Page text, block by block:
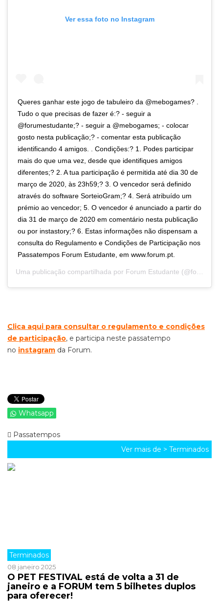
Ver essa foto no Instagram
Queres ganhar este jogo de tabuleiro da @mebogames? .
Tudo o que precisas de fazer é:? - seguir a
@forumestudante;? - seguir a @mebogames; - colocar
gosto nesta publicação;? - comentar esta publicação
identificando 4 amigos. . Condições:? 1. Podes participar
mais do que uma vez, desde que identifiques amigos
diferentes;? 2. A tua participação é permitida até dia 30 de
março de 2020, às 23h59;? 3. O vencedor será definido
através do software SorteioGram;? 4. Será atribuído um
prémio ao vencedor; 5. O vencedor é anunciado a partir do
dia 31 de março de 2020 em comentário nesta publicação
ou por instastory;? 6. Estas informações não dispensam a
consulta do Regulamento e Condições de Participação nos
Passatempos Forum Estudante, em www.forum.pt.
Uma publicação compartilhada por Forum Estudante (@forumestudante) em
C lica aqui para consultar o regulamento e condições
de participação, e participa neste passatempo
no instagram da Forum.
Whatsapp
Passatempos
Ver mais de > Terminados
Terminados
08 janeiro 2025
O PET FESTIVAL está de volta a 31 de
janeiro e a FORUM tem 5 bilhetes duplos
para oferecer!